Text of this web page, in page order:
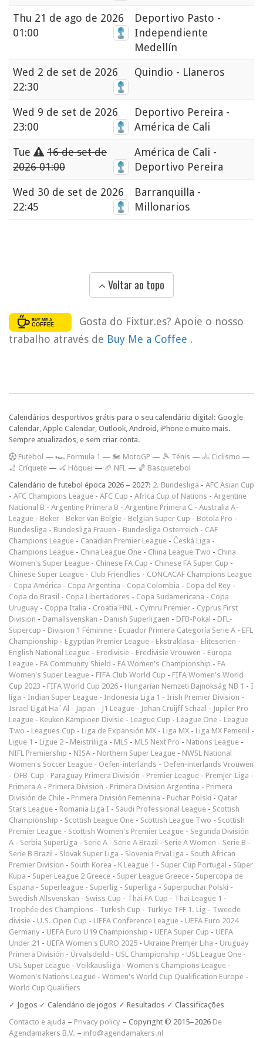
Thu 21 de ago de 2026
01:00
Deportivo Pasto -
Independiente
Medellín
Wed 2 de set de 2026
22:30
Quindio - Llaneros
Wed 9 de set de 2026
23:00
Deportivo Pereira -
América de Cali
Tue
16 de set de
2026 01:00
América de Cali -
Deportivo Pereira
Wed 30 de set de 2026
22:45
Barranquilla -
Millonarios
Voltar ao topo
Gosta do Fixtur.es? Apoie o nosso
trabalho através de Buy Me a Coffee .
Calendários desportivos grátis para o seu calendário digital: Google
Calendar, Apple Calendar, Outlook, Android, iPhone e muito mais.
Sempre atualizados, e sem criar conta.
Futebol — 🏎️ Formula 1 — 🏍 MotoGP — 🎾 Ténis — 🚴 Ciclismo —
🏏 Críquete — 🏑 Hóquei — 🏈 NFL — 🏀 Basquetebol
Calendário de futebol época 2026 – 2027: 2. Bundesliga - AFC Asian Cup
- AFC Champions League - AFC Cup - Africa Cup of Nations - Argentine
Nacional B - Argentine Primera B - Argentine Primera C - Australia A-
League - Beker - Beker van België - Belgian Super Cup - Botola Pro -
Bundesliga - Bundesliga Frauen - Bundesliga Österreich - CAF
Champions League - Canadian Premier League - Česká Liga -
Champions League - China League One - China League Two - China
Women's Super League - Chinese FA Cup - Chinese FA Super Cup -
Chinese Super League - Club Friendlies - CONCACAF Champions League
- Copa América - Copa Argentina - Copa Colombia - Copa del Rey -
Copa do Brasil - Copa Libertadores - Copa Sudamericana - Copa
Uruguay - Coppa Italia - Croatia HNL - Cymru Premier - Cyprus First
Division - Damallsvenskan - Danish Superligaen - DFB-Pokal - DFL-
Supercup - Division 1 Féminine - Ecuador Primera Categoría Serie A - EFL
Championship - Egyptian Premier League - Ekstraklasa - Eliteserien -
English National League - Eredivisie - Eredivisie Vrouwen - Europa
League - FA Community Shield - FA Women's Championship - FA
Women's Super League - FIFA Club World Cup - FIFA Women's World
Cup 2023 - FIFA World Cup 2026 - Hungarian Nemzeti Bajnokság NB 1 - I
liga - Indian Super League - Indonesia Liga 1 - Irish Premier Division -
Israel Ligat Ha`Al - Japan - J1 League - Johan Cruijff Schaal - Jupiler Pro
League - Keuken Kampioen Divisie - League Cup - League One - League
Two - Leagues Cup - Liga de Expansión MX - Liga MX - Liga MX Femenil -
Ligue 1 - Ligue 2 - Meistriliiga - MLS - MLS Next Pro - Nations League -
NIFL Premiership - NISA - Northern Super League - NWSL National
Women's Soccer League - Oefen-interlands - Oefen-interlands Vrouwen
- ÖFB-Cup - Paraguay Primera División - Premier League - Premjer-Liga -
Primera A - Primera Division - Primera Division Argentina - Primera
División de Chile - Primera División Femenina - Puchar Polski - Qatar
Stars League - Romania Liga I - Saudi Professional League - Scottish
Championship - Scottish League One - Scottish League Two - Scottish
Premier League - Scottish Women's Premier League - Segunda División
A - Serbia SuperLiga - Serie A - Serie A Brazil - Serie A Women - Serie B -
Serie B Brazil - Slovak Super Liga - Slovenia PrvaLiga - South African
Premier Division - South Korea - K League 1 - Super Cup Portugal - Süper
Kupa - Super League 2 Greece - Super League Greece - Supercopa de
Espana - Superleague - Superlig - Superliga - Superpuchar Polski -
Swedish Allsvenskan - Swiss Cup - Thai FA Cup - Thai League 1 -
Trophée des Champions - Turkish Cup - Türkiye TFF 1. Lig - Tweede
divisie - U.S. Open Cup - UEFA Conference League - UEFA Euro 2024
Germany - UEFA Euro U19 Championship - UEFA Super Cup - UEFA
Under 21 - UEFA Women's EURO 2025 - Ukraine Premjer Liha - Uruguay
Primera División - Úrvalsdeild - USL Championship - USL League One -
USL Super League - Veikkausliiga - Women's Champions League -
Women's Nations League - Women's World Cup Qualification Europe -
World Cup Qualifiers
✓ Jogos ✓ Calendário de jogos ✓ Resultados ✓ Classificações
Contacto e ajuda – Privacy policy – Copyright © 2015–2026 De
Agendamakers B.V. – info@agendamakers.nl